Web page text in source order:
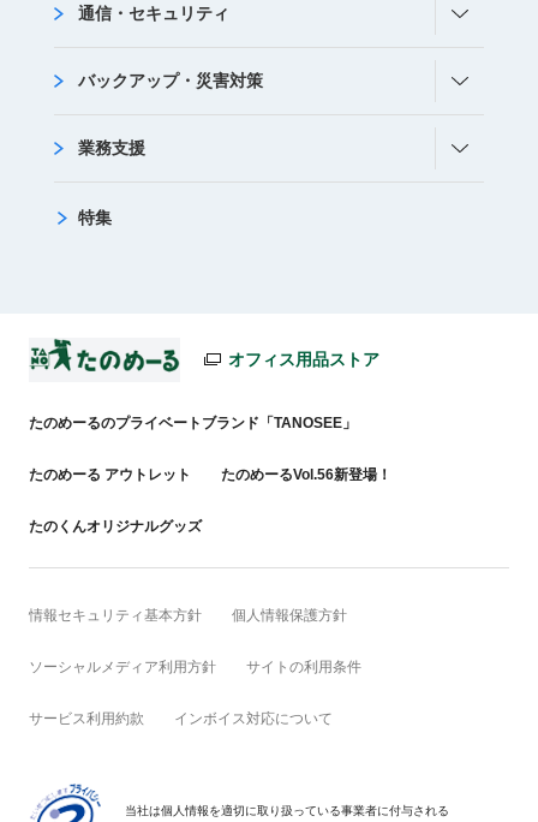
通信・セキュリティ
バックアップ・災害対策
業務支援
特集
オフィス用品ストア
たのめーるのプライベートブランド「TANOSEE」
たのめーる アウトレット たのめーるVol.56新登場！
たのくんオリジナルグッズ
情報セキュリティ基本方針 個人情報保護方針
ソーシャルメディア利用方針 サイトの利用条件
サービス利用約款 インボイス対応について
当社は個人情報を適切に取り扱っている事業者に付与される